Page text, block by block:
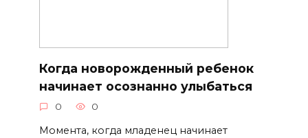
Когда новорожденный ребенок
начинает осознанно улыбаться
0 0
Момента, когда младенец начинает